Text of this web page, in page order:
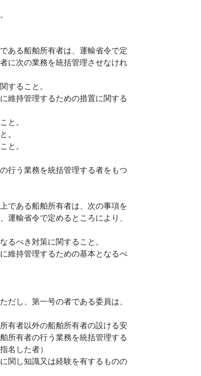
ある船舶所有者は、運輸省令で定
に次の業務を統括管理させなけれ
すること。
維持管理するための措置に関する
と。
。
と。
行う業務を統括管理する者をもつ
である船舶所有者は、次の事項を
輸省令で定めるところにより、
るべき対策に関すること。
維持管理するための基本となるべ
し、第一号の者である委員は、
有者以外の船舶所有者の設ける安
所有者の行う業務を統括管理する
名した者）
関し知識又は経験を有するものの